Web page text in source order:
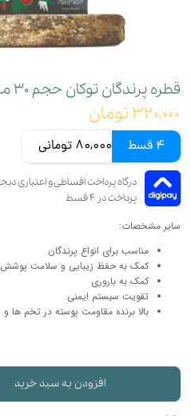
قطره پرندگان توکان حجم ۳۰ میلی لیتر
۳۲۰,۰۰۰ تومان
4 قسط 80,000 تومانی
سایر مشخصات:
مناسب برای انواع پرندگان
کمک به حفظ زیبایی و سلامت پوشش
کمک به باروری
تقویت سیستم ایمنی
بالا برنده مقاومت پوسته در تخم ها
افزودن به سبد خرید